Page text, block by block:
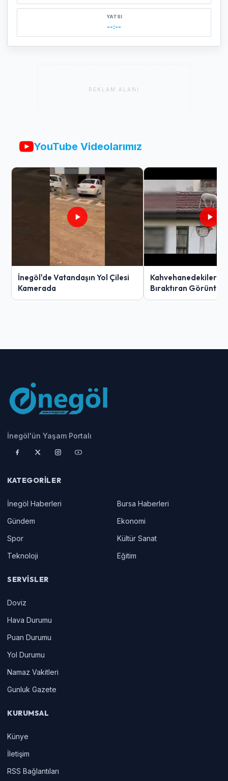
YATSI
--:--
REKLAM ALANI
YouTube Videolarımız
İnegöl'de Vatandaşın Yol Çilesi
Kamerada
Kahvehanedekiler
Bıraktıran Görüntü!
İnegöl'ün Yaşam Portalı
KATEGORILER
İnegöl Haberleri
Bursa Haberleri
Gündem
Ekonomi
Spor
Kültür Sanat
Teknoloji
Eğitim
SERVISLER
Doviz
Hava Durumu
Puan Durumu
Yol Durumu
Namaz Vakitleri
Gunluk Gazete
KURUMSAL
Künye
İletişim
RSS Bağlantıları